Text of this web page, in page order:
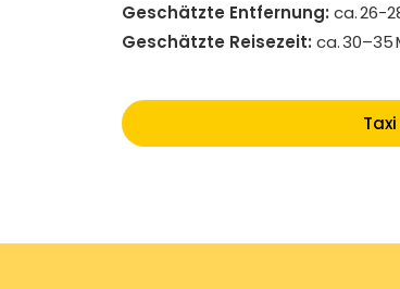
Geschätzte Entfernung: ca. 26-
Geschätzte Reisezeit: ca. 30–35